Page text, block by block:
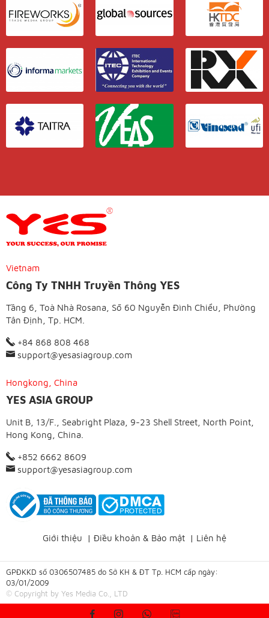
Vietnam
Công Ty TNHH Truyền Thông YES
Tầng 6, Toà Nhà Rosana, Số 60 Nguyễn Đình Chiểu, Phường
Tân Định, Tp. HCM.
+84 868 808 468
support@yesasiagroup.com
Hongkong, China
YES ASIA GROUP
Unit B, 13/F., Seabright Plaza, 9-23 Shell Street, North Point,
Hong Kong, China.
+852 6662 8609
support@yesasiagroup.com
Giới thiệu | Điều khoản & Bảo mật | Liên hệ
GPĐKKD số 0306507485 do Sở KH & ĐT Tp. HCM cấp ngày:
03/01/2009
© Copyright by Yes Media Co., LTD